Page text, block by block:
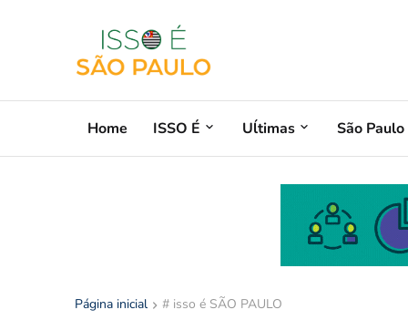
Home ISSO É Uĺtimas São Paulo
Página inicial # isso é SÃO PAULO